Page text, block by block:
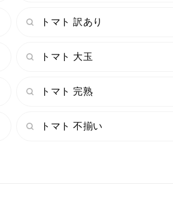
トマト 訳あり
トマト 大玉
トマト 完熟
トマト 不揃い